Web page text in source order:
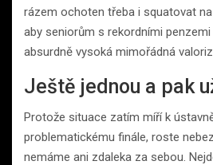
rázem ochoten třeba i squatovat
aby seniorům s rekordními
absurdně vysoká mimořádná
Ještě jednou a pak
Protože situace zatím míří k
problematickému finále, roste
nemáme ani zdaleka za sebou.